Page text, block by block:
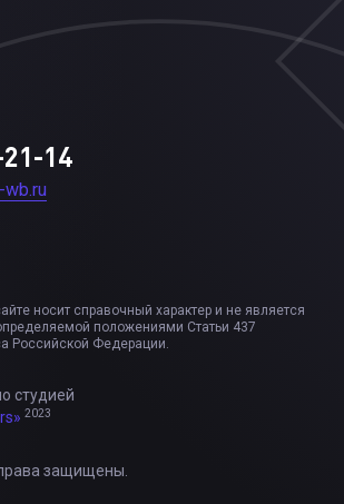
14
wb.ru
защищены.
носит справочный характер и не является
положениями Статьи 437
Российской Федерации.
студией
2023